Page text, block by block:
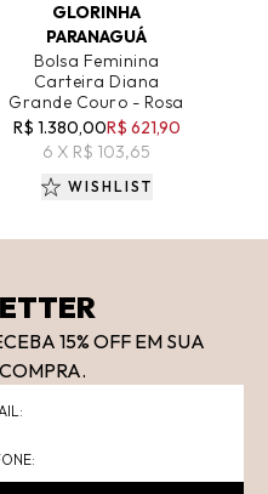
GLORINHA
PARANAGUÁ
Bolsa Feminina
Carteira Diana
Grande Couro - Rosa
R$ 1.380,00R$ 621,90
6 X R$ 103,65
WISHLIST
15% OFF EM SUA